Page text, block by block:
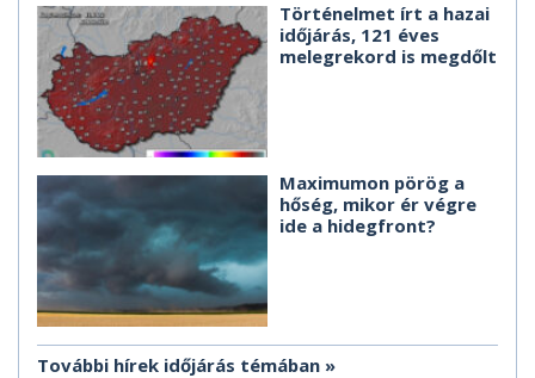
Történelmet írt a hazai
időjárás, 121 éves
melegrekord is megdőlt
Maximumon pörög a
hőség, mikor ér végre
ide a hidegfront?
További hírek időjárás témában